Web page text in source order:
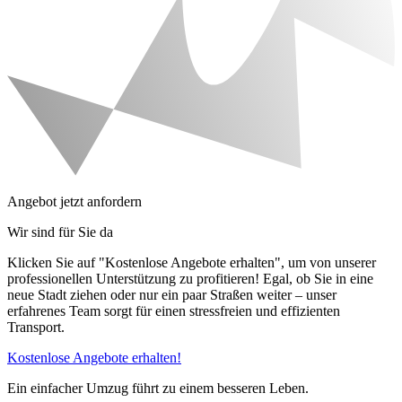
Angebot jetzt anfordern
Wir sind für Sie da
Klicken Sie auf "Kostenlose Angebote erhalten", um von unserer
professionellen Unterstützung zu profitieren! Egal, ob Sie in eine
neue Stadt ziehen oder nur ein paar Straßen weiter – unser
erfahrenes Team sorgt für einen stressfreien und effizienten
Transport.
Kostenlose Angebote erhalten!
Ein einfacher Umzug führt zu einem besseren Leben.